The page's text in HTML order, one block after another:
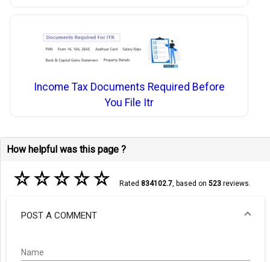
Income Tax Documents Required Before
You File Itr
How helpful was this page ?
☆☆☆☆☆ Rated 834102.7, based on 523reviews.
POST A COMMENT
Name